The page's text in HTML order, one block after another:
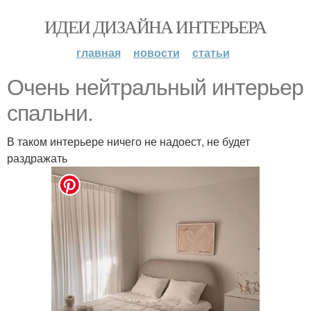
ИДЕИ ДИЗАЙНА ИНТЕРЬЕРА
главная новости статьи
Очень нейтральный интерьер
спальни.
В таком интерьере ничего не надоест, не будет
раздражать